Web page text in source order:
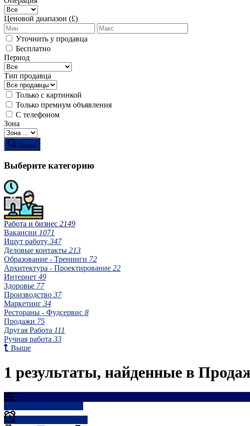
Ценовой диапазон (£)
Уточнить у продавца
Бесплатно
Период
Тип продавца
Только с картинкой
Только премиум объявления
С телефоном
Зона
Поиск
Выберите категорию
Работа и бизнес 2149
Вакансии 1071
Ищут работу 347
Деловые контакты 213
Образование - Тренинги 72
Архитектура - Проектирование 22
Интернет 49
Здоровье 77
Производство 37
Маркетинг 34
Рестораны - Фудсервис 8
Продажи 75
Другая Работа 111
Ручная работа 33
Выше
1 результаты, найденные в